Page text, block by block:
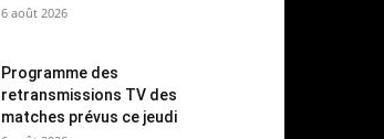
6 août 2026
Programme des
retransmissions TV des
matches prévus ce jeudi